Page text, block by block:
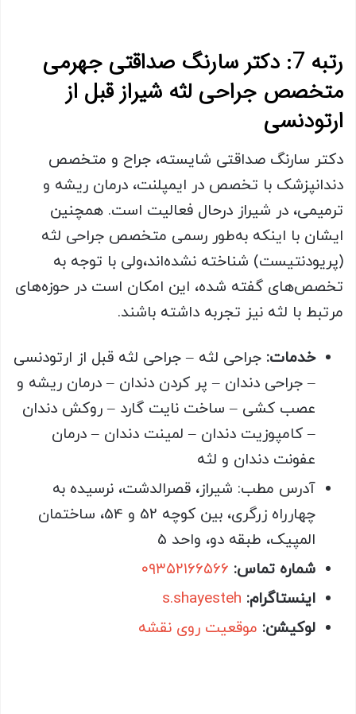
رتبه 7: دکتر سارنگ صداقتی جهرمی
متخصص جراحی لثه شیراز قبل از
ارتودنسی
دکتر سارنگ صداقتی شایسته، جراح و متخصص
دندانپزشک با تخصص در ایمپلنت، درمان ریشه و
ترمیمی، در شیراز درحال فعالیت است. همچنین
ایشان با اینکه به‌طور رسمی متخصص جراحی لثه
(پریودنتیست) شناخته نشده‌اند،ولی با توجه به
تخصص‌های گفته شده، این امکان است در حوزه‌های
مرتبط با لثه نیز تجربه داشته باشند.
خدمات: جراحی لثه – جراحی لثه قبل از ارتودنسی
– جراحی دندان – پر کردن دندان – درمان ریشه و
عصب کشی – ساخت نایت گارد – روکش دندان
– کامپوزیت دندان – لمینت دندان – درمان
عفونت دندان و لثه
آدرس مطب: شیراز، قصرالدشت، نرسیده به
چهارراه زرگری، بین کوچه 52 و 54، ساختمان
المپیک، طبقه دو، واحد 5
شماره تماس:
اینستاگرام: s.shayesteh
لوکیشن: موقعیت روی نقشه